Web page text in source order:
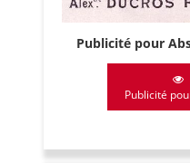
Publicité pour
Publicité